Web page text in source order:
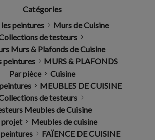
Catégories
peintures
Murs de Cuisine
de testeurs
Murs & Plafonds de Cuisine
peintures
MURS & PLAFONDS
Par pièce
Cuisine
MEUBLES DE CUISINE
de testeurs
Meubles de Cuisine
projet
Meubles de cuisine
FAÏENCE DE CUISINE